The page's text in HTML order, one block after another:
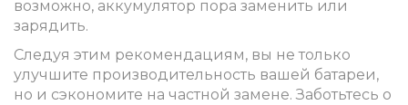
возможно, аккумулятор пора заменить или
зарядить.
Следуя этим рекомендациям, вы не только
улучшите производительность вашей батареи,
но и сэкономите на частной замене. Заботьтесь о